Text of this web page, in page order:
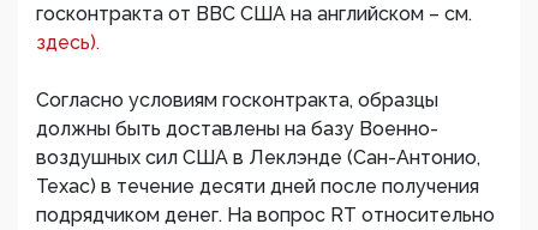
госконтракта от ВВС США на английском – см.
здесь).
Согласно условиям госконтракта, образцы
должны быть доставлены на базу Военно-
воздушных сил США в Леклэнде (Сан-Антонио,
Техас) в течение десяти дней после получения
подрядчиком денег. На вопрос RT относительно